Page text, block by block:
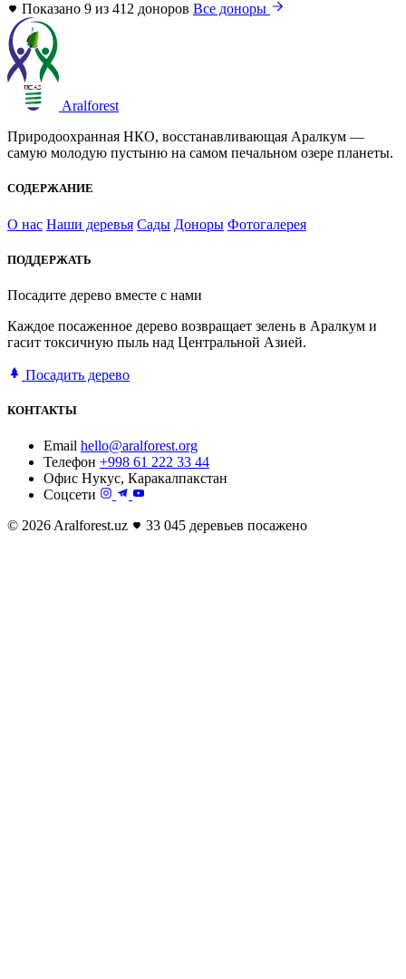
Показано 9 из 412 доноров Все доноры
Aralforest
Природоохранная НКО, восстанавливающая Аралкум —
самую молодую пустыню на самом печальном озере планеты.
СОДЕРЖАНИЕ
О нас Наши деревья Сады Доноры Фотогалерея
ПОДДЕРЖАТЬ
Посадите дерево вместе с нами
Каждое посаженное дерево возвращает зелень в Аралкум и
гасит токсичную пыль над Центральной Азией.
Посадить дерево
КОНТАКТЫ
Email hello@aralforest.org
Телефон +998 61 222 33 44
Офис Нукус, Каракалпакстан
Соцсети
© 2026 Aralforest.uz
33 045 деревьев посажено